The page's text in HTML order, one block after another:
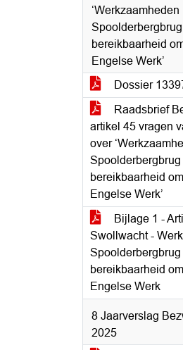
‘Werkzaamheden
bereikbaarheid
Engelse Werk’
Dossier
Raadsbrief
artikel 45 vragen
over
Spoolderbergbrug
bereikbaarheid
Engelse Werk’
Bijlage 1 -
Swollwacht -
Spoolderbergbrug
bereikbaarheid
Engelse Werk
8 Jaarverslag
2025